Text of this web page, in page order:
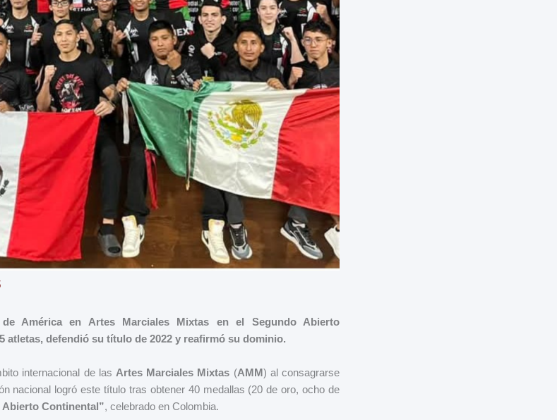
América en Artes Marciales Mixtas en el Segundo Abierto
atletas, defendió su título de 2022 y reafirmó su dominio.
internacional de las Artes Marciales Mixtas (AMM) al consagrarse
nacional logró este título tras obtener 40 medallas (20 de oro, ocho de
Abierto Continental”, celebrado en Colombia.